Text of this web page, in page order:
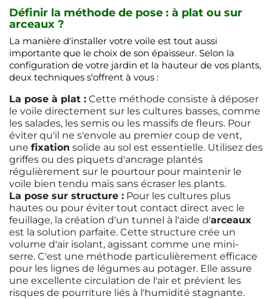
Définir la méthode de pose : à plat ou sur
arceaux ?
La manière d'installer votre voile est tout aussi
importante que le choix de son épaisseur. Selon la
configuration de votre jardin et la hauteur de vos plants,
deux techniques s'offrent à vous :
La pose à plat : Cette méthode consiste à déposer
le voile directement sur les cultures basses, comme
les salades, les semis ou les massifs de fleurs. Pour
éviter qu'il ne s'envole au premier coup de vent,
une fixation solide au sol est essentielle. Utilisez des
griffes ou des piquets d'ancrage plantés
régulièrement sur le pourtour pour maintenir le
voile bien tendu mais sans écraser les plants.
La pose sur structure : Pour les cultures plus
hautes ou pour éviter tout contact direct avec le
feuillage, la création d'un tunnel à l'aide d'arceaux
est la solution parfaite. Cette structure crée un
volume d'air isolant, agissant comme une mini-
serre. C'est une méthode particulièrement efficace
pour les lignes de légumes au potager. Elle assure
une excellente circulation de l'air et prévient les
risques de pourriture liés à l'humidité stagnante.